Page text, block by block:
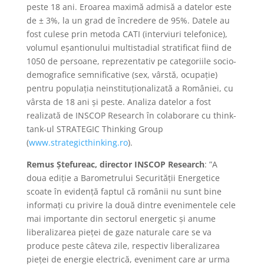
peste 18 ani. Eroarea maximă admisă a datelor este
de ± 3%, la un grad de încredere de 95%. Datele au
fost culese prin metoda CATI (interviuri telefonice),
volumul eșantionului multistadial stratificat fiind de
1050 de persoane, reprezentativ pe categoriile socio-
demografice semnificative (sex, vârstă, ocupație)
pentru populația neinstituționalizată a României, cu
vârsta de 18 ani și peste. Analiza datelor a fost
realizată de INSCOP Research în colaborare cu think-
tank-ul STRATEGIC Thinking Group
(www.strategicthinking.ro).
Remus Ștefureac, director INSCOP Research: ”A
doua ediție a Barometrului Securității Energetice
scoate în evidență faptul că românii nu sunt bine
informați cu privire la două dintre evenimentele cele
mai importante din sectorul energetic și anume
liberalizarea pieței de gaze naturale care se va
produce peste câteva zile, respectiv liberalizarea
pieței de energie electrică, eveniment care ar urma